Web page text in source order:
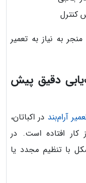
کنترل
به نیاز به تعمیر
دقیق پیش
آرام‌بند در اکباتان،
کار افتاده است. در
با تنظیم مجدد یا